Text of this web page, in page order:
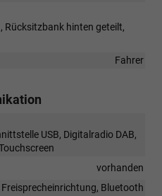
hinten geteilt,
Fahrer
USB, Digitalradio DAB,
vorhanden
Freisprecheinrichtung, Bluetooth